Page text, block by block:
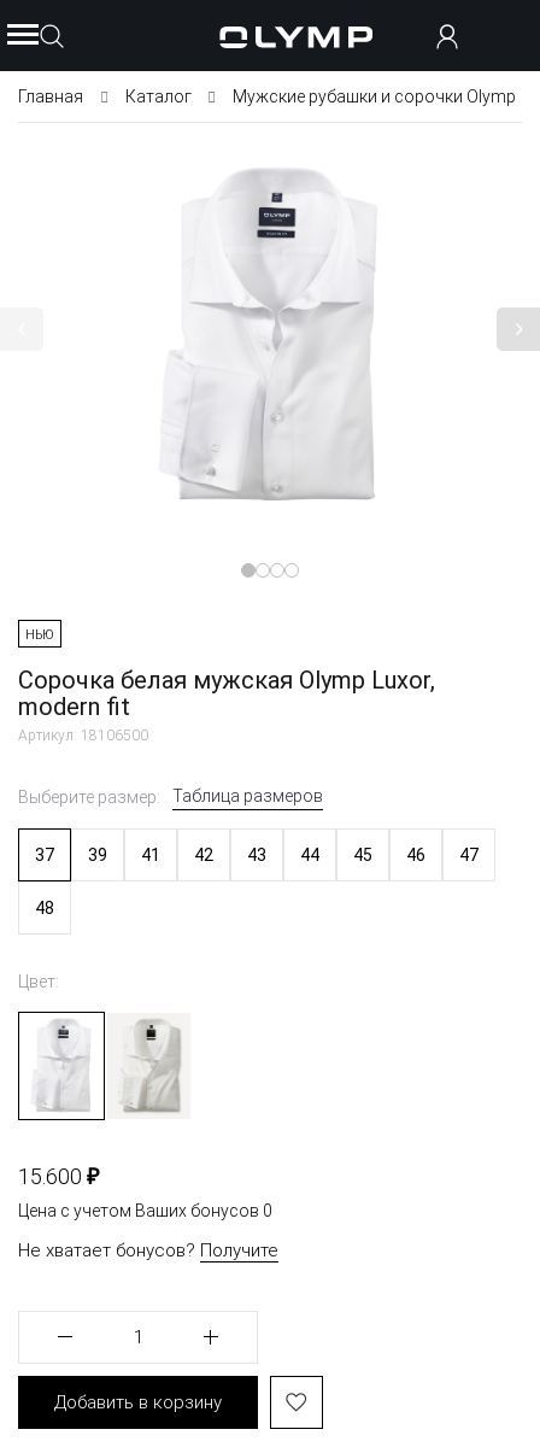
Главная Каталог Мужские рубашки и сорочки Olymp
НЬЮ
Сорочка белая мужская Olymp Luxor,
modern fit
Артикул: 18106500
Выберите размер: Таблица размеров
37 39 41 42 43 44 45 46 47
48
Цвет:
15.600 ₽
Цена с учетом Ваших бонусов 0
Не хватает бонусов? Получите
1
Добавить в корзину